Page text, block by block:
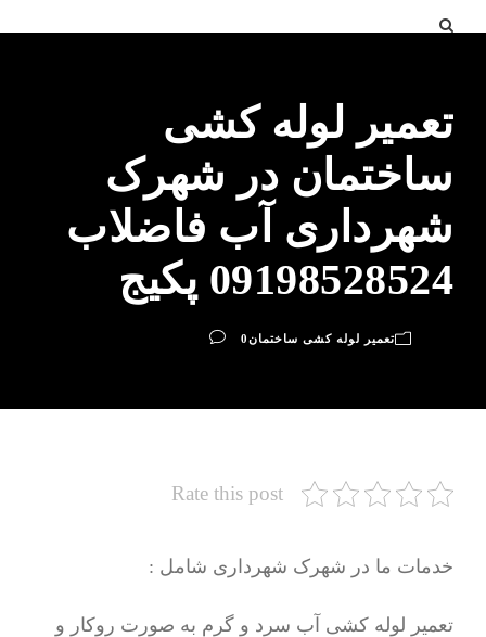
تعمیر لوله کشی
ساختمان در شهرک
شهرداری آب فاضلاب
09198528524 پکیج
تعمیر لوله کشی ساختمان0
Rate this post
خدمات ما در شهرک شهرداری شامل :
تعمیر لوله کشی آب سرد و گرم به صورت روکار و